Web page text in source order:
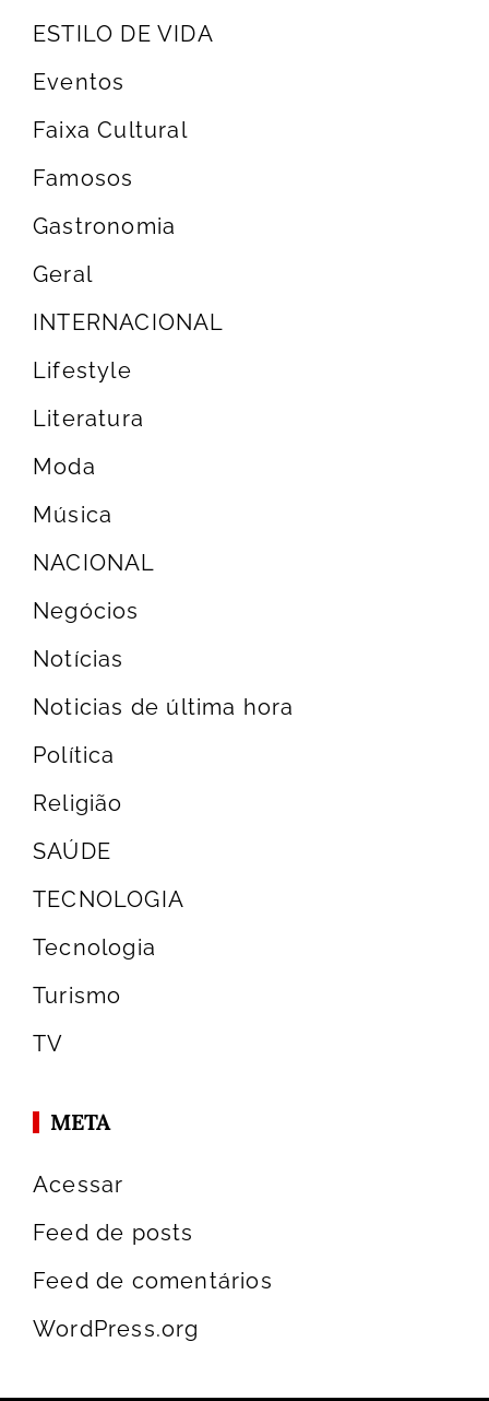
ESTILO DE VIDA
Eventos
Faixa Cultural
Famosos
Gastronomia
Geral
INTERNACIONAL
Lifestyle
Literatura
Moda
Música
NACIONAL
Negócios
Notícias
Noticias de última hora
Política
Religião
SAÚDE
TECNOLOGIA
Tecnologia
Turismo
TV
META
Acessar
Feed de posts
Feed de comentários
WordPress.org